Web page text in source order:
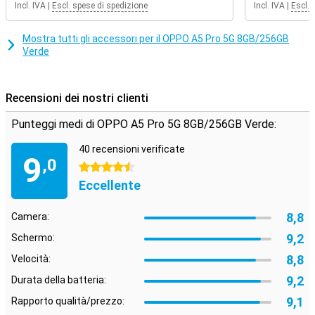
quotidiano, ad esempio grazie all'intelligenza artificiale. Oltre a
migliorare le foto, questo dispositivo può anche riassumere,
tradurre e riscrivere i documenti con l'assistente AI. Oppure
utilizzare l'app Note, dove l'intelligenza artificiale aiuta a migliorare,
dispositivo.
Incl. IVA Escl. spese di spedizione Incl. IVA Escl.
Mostra tutti gli accessori per il OPPO A5 Pro 5G 8GB/256GB
Verde
Recensioni dei nostri clienti
Punteggi medi di OPPO A5 Pro 5G 8GB/256GB Verde:
9,0
40 recensioni verificate
4.5 stelle
Eccellente
Camera: 8,8
Schermo: 9,2
Velocità: 8,8
Durata della batteria: 9,2
Rapporto qualità/prezzo: 9,1